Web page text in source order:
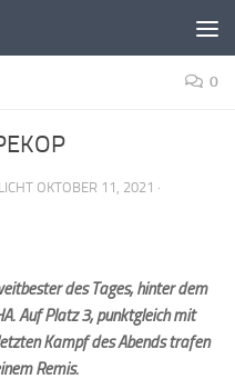
0
OKTOBER 11, 2021 ·
des Tages, hinter dem
Auf Platz 3, punktgleich mit
Kampf des Abends trafen
Remis.